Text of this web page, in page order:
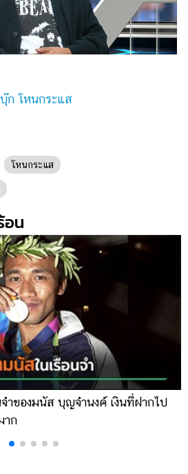
ก โหนกระแส
โหนกระแส
อน
ำของมนัส บุญจำนงค์ เงินที่ฝากไป
าก